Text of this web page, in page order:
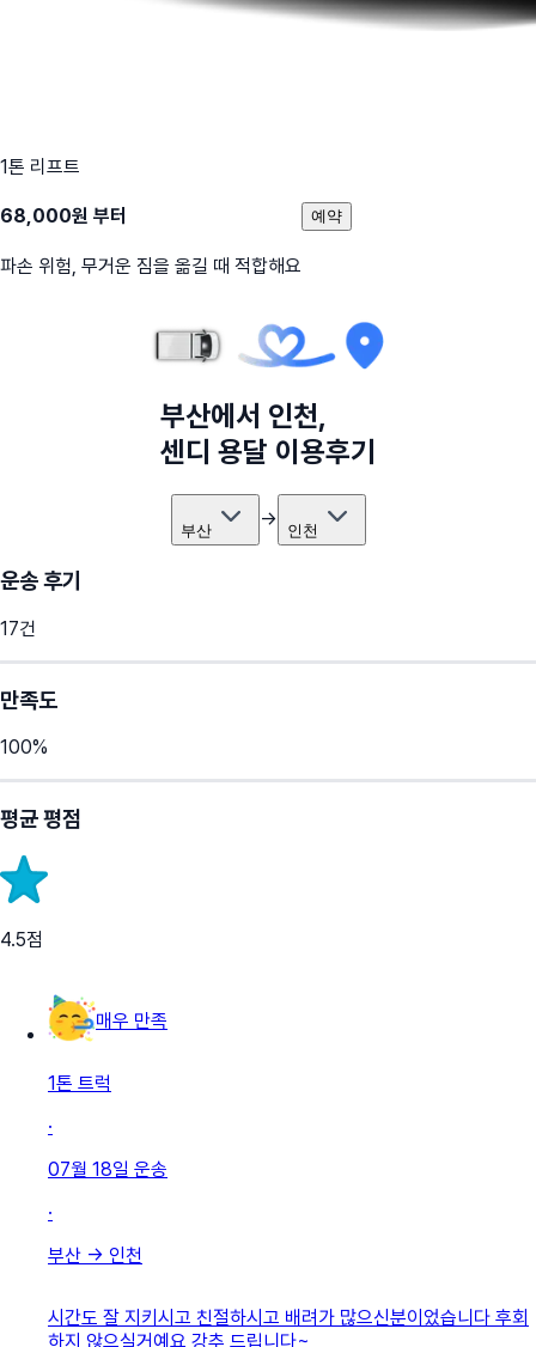
1톤 리프트
68,000원 부터
파손 위험, 무거운 짐을 옮길 때 적합해요
예약
부산에서 인천,
센디 용달 이용후기
부산 → 인천
운송 후기
17건
만족도
100%
평균 평점
4.5점
매우 만족
1톤 트럭
·
07월 18일 운송
·
부산 → 인천
시간도 잘 지키시고 친절하시고 배려가 많으신분이었습니다 후회
하지 않으실거예요 강추 드립니다~